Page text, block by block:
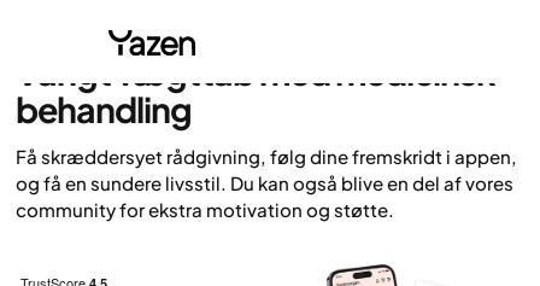
50.000 tilfredse patienter
behandling
Få skræddersyet rådgivning, følg dine fremskridt i appen,
og få en sundere livsstil. Du kan også blive en del af vores
community for ekstra motivation og støtte.